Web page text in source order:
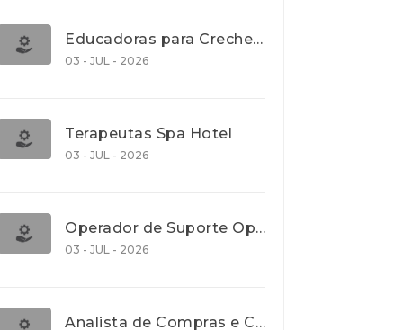
Educadoras para Creche e J.I., Lisboa
03 - JUL - 2026
Terapeutas Spa Hotel
03 - JUL - 2026
Operador de Suporte Operacional
03 - JUL - 2026
Analista de Compras e Contratos (Banca)